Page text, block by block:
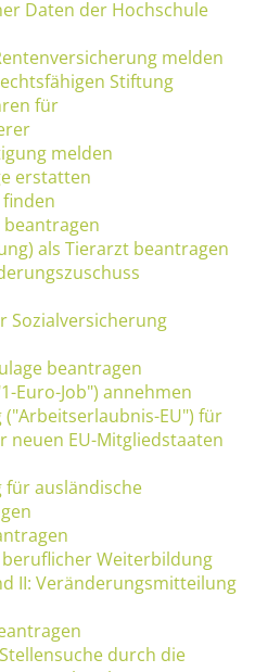
Daten der Hochschule
melden
Stiftung
für
melden
erstatten
als Tierarzt beantragen
Sozialversicherung
beantragen
Euro-Job") annehmen
EU") für
neuen EU-Mitgliedstaaten
ausländische
Weiterbildung
II: Veränderungsmitteilung
durch die